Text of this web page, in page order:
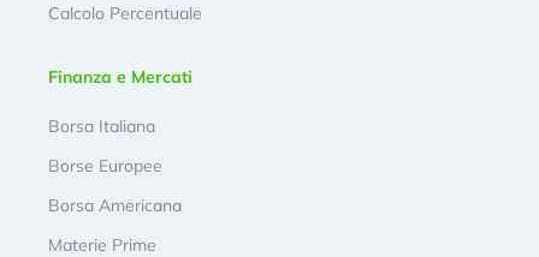
Calcolo Percentuale
Finanza e Mercati
Borsa Italiana
Borse Europee
Borsa Americana
Materie Prime